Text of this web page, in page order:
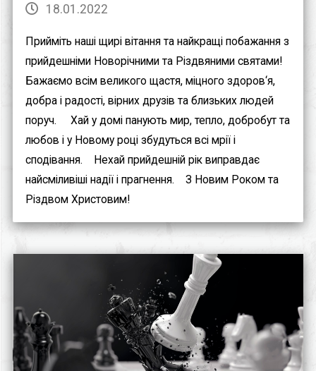
18.01.2022
Прийміть наші щирі вітання та найкращі побажання з
прийдешніми Новорічними та Різдвяними святами!⠀
Бажаємо всім великого щастя, міцного здоров‘я,
добра і радості, вірних друзів та близьких людей
поруч. ⠀ Хай у домі панують мир, тепло, добробут та
любов і у Новому році збудуться всі мрії і
сподівання.⠀ Нехай прийдешній рік виправдає
найсміливіші надії і прагнення.⠀ З Новим Роком та
Різдвом Христовим!